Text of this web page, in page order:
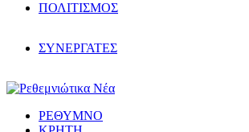
ΠΟΛΙΤΙΣΜΟΣ
ΣΥΝΕΡΓΑΤΕΣ
ΡΕΘΥΜΝΟ